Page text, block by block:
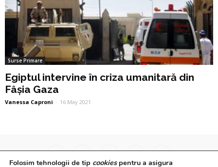
Surse Primare
Egiptul intervine în criza umanitară din
Fâșia Gaza
Vanessa Caproni - 16 May 2021
Folosim tehnologii de tip cookiespentru a asigura